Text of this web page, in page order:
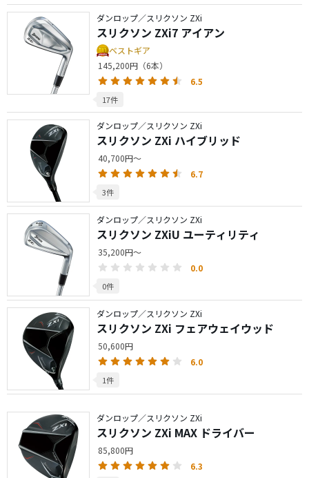
ダンロップ／スリクソン ZXi
スリクソン ZXi7 アイアン
ベストギア
145,200円（6本）
6.5
17件
ダンロップ／スリクソン ZXi
スリクソン ZXi ハイブリッド
40,700円～
6.7
3件
ダンロップ／スリクソン ZXi
スリクソン ZXiU ユーティリティ
35,200円～
0.0
0件
ダンロップ／スリクソン ZXi
スリクソン ZXi フェアウェイウッド
50,600円
6.0
1件
ダンロップ／スリクソン ZXi
スリクソン ZXi MAX ドライバー
85,800円
6.3